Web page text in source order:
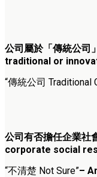
公司屬於「傳統公司
traditional or
“傳統公司 Traditional
公司有否擔任企業
corporate social
“不清楚 Not Sure”–